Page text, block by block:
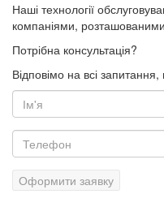
Наші технології
компаніями, розташованими
Потрібна консультація?
Відповімо на всі